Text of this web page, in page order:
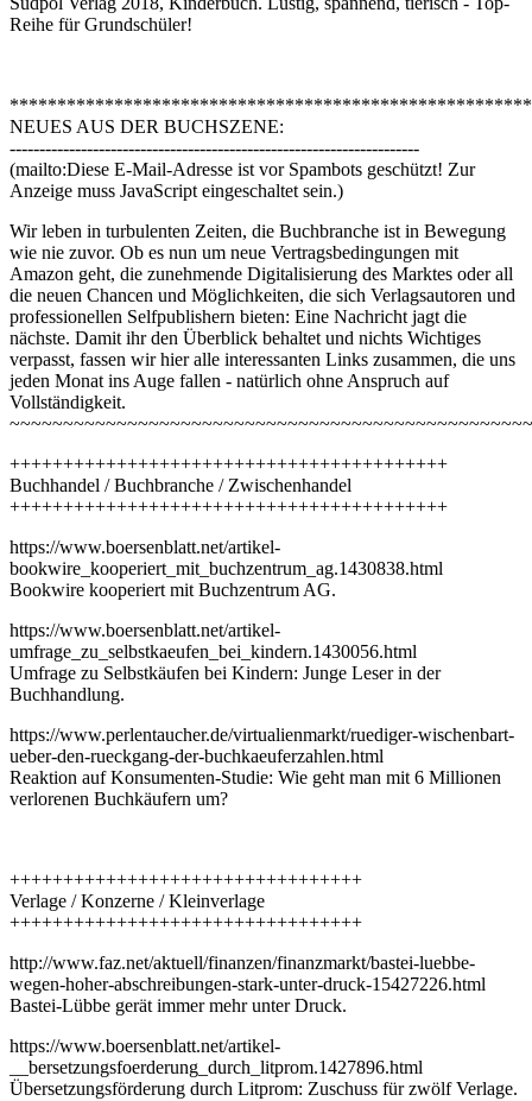
Reihe für Grundschüler!
NEUES AUS DER BUCHSZENE:
---------------------------------------------------------------------
(mailto:Diese E-Mail-Adresse ist vor Spambots geschützt! Zur
Anzeige muss JavaScript eingeschaltet sein.)
Wir leben in turbulenten Zeiten, die Buchbranche ist in Bewegung
wie nie zuvor. Ob es nun um neue Vertragsbedingungen mit
Amazon geht, die zunehmende Digitalisierung des Marktes oder all
die neuen Chancen und Möglichkeiten, die sich Verlagsautoren und
professionellen Selfpublishern bieten: Eine Nachricht jagt die
nächste. Damit ihr den Überblick behaltet und nichts Wichtiges
verpasst, fassen wir hier alle interessanten Links zusammen, die uns
jeden Monat ins Auge fallen - natürlich ohne Anspruch auf
Vollständigkeit.
+++++++++++++++++++++++++++++++++++++++++
Buchhandel / Buchbranche / Zwischenhandel
+++++++++++++++++++++++++++++++++++++++++
https://www.boersenblatt.net/artikel-
bookwire_kooperiert_mit_buchzentrum_ag.1430838.html
Bookwire kooperiert mit Buchzentrum AG.
https://www.boersenblatt.net/artikel-
umfrage_zu_selbstkaeufen_bei_kindern.1430056.html
Umfrage zu Selbstkäufen bei Kindern: Junge Leser in der
Buchhandlung.
https://www.perlentaucher.de/virtualienmarkt/ruediger-wischenbart-
ueber-den-rueckgang-der-buchkaeuferzahlen.html
Reaktion auf Konsumenten-Studie: Wie geht man mit 6 Millionen
verlorenen Buchkäufern um?
+++++++++++++++++++++++++++++++++
Verlage / Konzerne / Kleinverlage
+++++++++++++++++++++++++++++++++
http://www.faz.net/aktuell/finanzen/finanzmarkt/bastei-luebbe-
wegen-hoher-abschreibungen-stark-unter-druck-15427226.html
Bastei-Lübbe gerät immer mehr unter Druck.
https://www.boersenblatt.net/artikel-
__bersetzungsfoerderung_durch_litprom.1427896.html
Übersetzungsförderung durch Litprom: Zuschuss für zwölf Verlage.